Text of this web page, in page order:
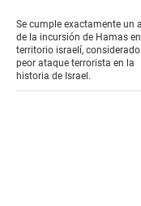
of
17
seconds
Se cumple exactamente un
de la incursión de Hamas en
territorio israelí, considerado
peor ataque terrorista en la
historia de Israel.